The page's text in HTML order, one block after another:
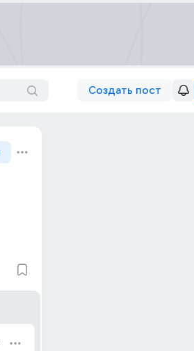
Создать пост